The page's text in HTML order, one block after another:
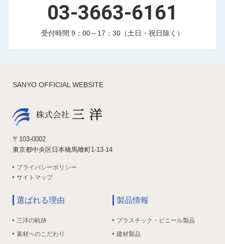
03-3663-6161
受付時間 9：00～17：30（土日・祝日除く）
SANYO OFFICIAL WEBSITE
〒103-0002
東京都中央区日本橋馬喰町1-13-14
プライバシーポリシー
サイトマップ
選ばれる理由
三洋の軌跡
素材へのこだわり
製品情報
プラスチック・ビニール製品
建材製品